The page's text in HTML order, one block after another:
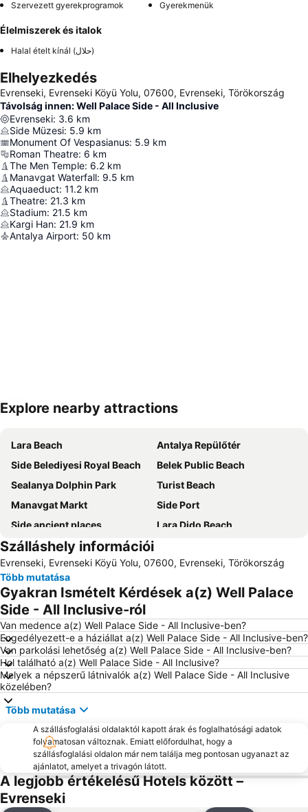
Szervezett gyerekprogramok Gyerekmenük
Élelmiszerek és italok
Halal ételt kínál (حلال)
Elhelyezkedés
Evrenseki, Evrenseki Köyü Yolu, 07600, Evrenseki, Törökország
Távolság innen: Well Palace Side - All Inclusive
Evrenseki: 3.6 km
Side Müzesi: 5.9 km
Monument Of Vespasianus: 5.9 km
Roman Theatre: 6 km
The Men Temple: 6.2 km
Manavgat Waterfall: 9.5 km
Aquaeduct: 11.2 km
Theatre: 21.3 km
Stadium: 21.5 km
Kargi Han: 21.9 km
Antalya Airport: 50 km
Nagy méretű térkép
Explore nearby attractions
Lara Beach
Antalya Repülőtér
Side Belediyesi Royal Beach
Belek Public Beach
Sealanya Dolphin Park
Turist Beach
Manavgat Markt
Side Port
Side ancient places
Lara Dido Beach
Side Market
Bogazkent
Sueno Golf Club
Starlight Convention Center Kizilagac
Aspendos
Kadriye Public Beach
Amphitheatre
Titreyengöl
Cornelia Golf Club
Szálláshely információi
Evrenseki, Evrenseki Köyü Yolu, 07600, Evrenseki, Törökország
Több mutatása
Gyakran Ismételt Kérdések a(z) Well Palace
Side - All Inclusive-ról
Van medence a(z) Well Palace Side - All Inclusive-ben?
Engedélyezett-e a háziállat a(z) Well Palace Side - All Inclusive-ben?
Van parkolási lehetőség a(z) Well Palace Side - All Inclusive-ben?
Hol található a(z) Well Palace Side - All Inclusive?
Melyek a népszerű látnivalók a(z) Well Palace Side - All Inclusive
közelében?
Több mutatása
A szállásfoglalási oldalaktól kapott árak és foglalhatósági adatok
folyamatosan változnak. Emiatt előfordulhat, hogy a
szállásfoglalási oldalon már nem találja meg pontosan ugyanazt az
ajánlatot, amelyet a trivagón látott.
A legjobb értékelésű Hotels között –
Evrenseki